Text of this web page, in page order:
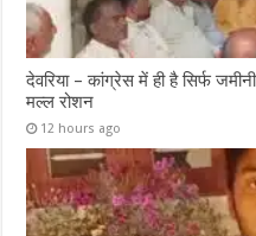
देवरिया – कांग्रेस में ही है सिर्फ
मल्ल रोशन
12 hours ago